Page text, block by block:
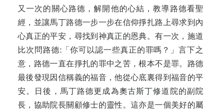
又一次的關心路德，解開他的心結，教導路德看聖
經，並讓馬丁路德一步一步在信仰掙扎路上尋求到內
心真正的平安，尋找到神真正的恩典。有一次，施道
比次問路德:「你可以認一些真正的罪嗎？」言下之
意，路德一直在掙扎的罪中之苦，根本不是罪。路德
最後發現因信稱義的福音，他從心底裏得到福音的平
安。日後，馬丁路德更成為奧古斯丁修道院的副院
長，協助院長關顧修士的靈性。這亦是一個美好的屬